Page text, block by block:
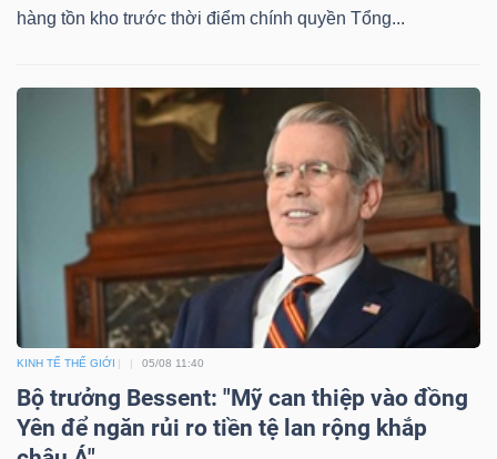
hàng tồn kho trước thời điểm chính quyền Tổng...
KINH TẾ THẾ GIỚI 05/08 11:40
Bộ trưởng Bessent: "Mỹ can thiệp vào đồng
Yên để ngăn rủi ro tiền tệ lan rộng khắp
Tất cả Chứng chỉ quỹ
Người liên quan Cổ đông lớn
Bài
viết